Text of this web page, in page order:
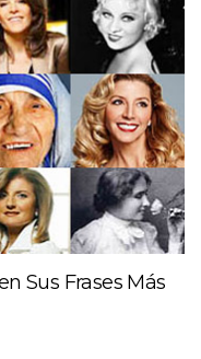
Sus Frases Más